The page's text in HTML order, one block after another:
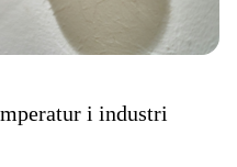
i industri